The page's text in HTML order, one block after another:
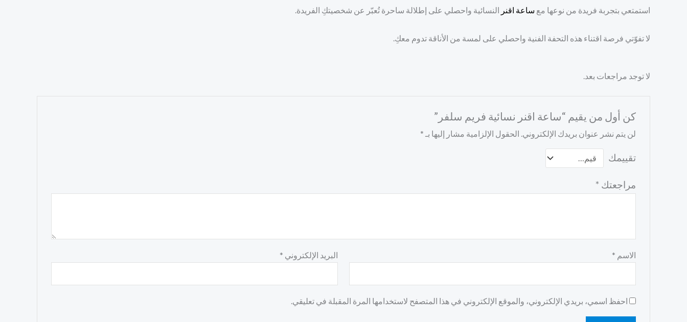
استمتعي بتجربة فريدة من نوعها مع ساعة اقنر النسائية واحصلي على إطلالة ساحرة تُعبّر عن شخصيتكِ الفريدة.
لا تفوّتي فرصة اقتناء هذه التحفة الفنية واحصلي على لمسة من الأناقة تدوم معكِ.
لا توجد مراجعات بعد.
كن أول من يقيم “ساعة اقنر نسائية فريم سلفر”
لن يتم نشر عنوان بريدك الإلكتروني. الحقول الإلزامية مشار إليها بـ *
تقييمك
مراجعتك *
الاسم * البريد الإلكتروني *
احفظ اسمي، بريدي الإلكتروني، والموقع الإلكتروني في هذا المتصفح لاستخدامها المرة المقبلة في تعليقي.